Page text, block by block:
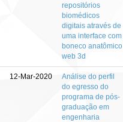
repositórios
biomédicos
digitais através de
uma interface com
boneco anatômico
web 3d
12-Mar-2020
Análise do perfil
do egresso do
programa de pós-
graduação em
engenharia